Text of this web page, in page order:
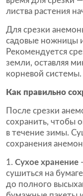
листва растения
Для срезки
садовые ножницы
Рекомендуется
земли, оставляя
корневой системы.
Как правильно
После срезки
сохранить, чтобы
в течение зимы.
сохранения
Сухое хранение
сушиться на
до полного